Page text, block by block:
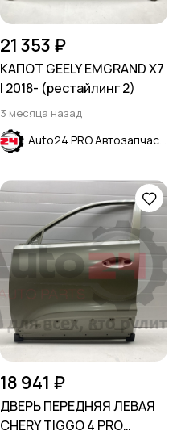
21 353 ₽
КАПОТ GEELY EMGRAND X7
I 2018- (рестайлинг 2)
3 месяца назад
Auto24.PRO Автозапчасти
18 941 ₽
ДВЕРЬ ПЕРЕДНЯЯ ЛЕВАЯ
CHERY TIGGO 4 PRO